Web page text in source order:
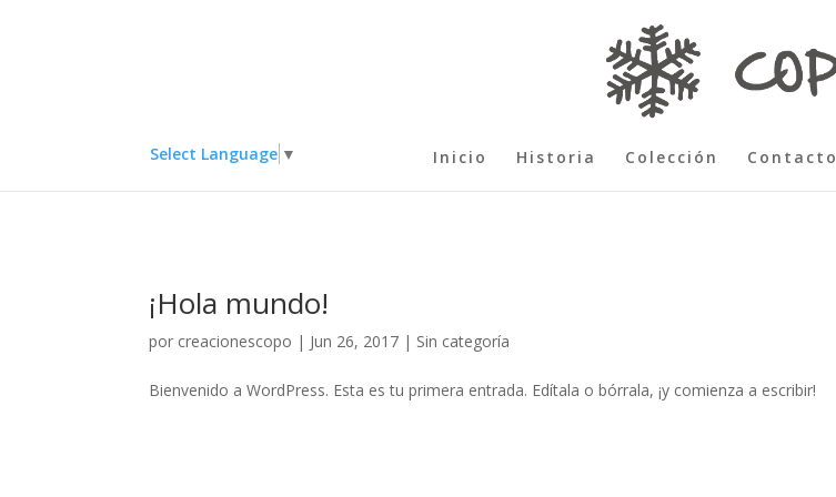
Select Language ▼ Inicio Historia Colección Contacto
¡Hola mundo!
por creacionescopo | Jun 26, 2017 | Sin categoría
Bienvenido a WordPress. Esta es tu primera entrada. Edítala o bórrala, ¡y comienza a escribir!